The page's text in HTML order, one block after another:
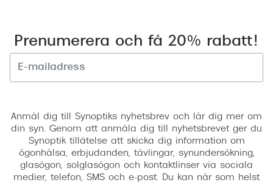
dela
din
nuvarande
plats.
Prenumerera och få 20% rabatt!
Anmäl dig till Synoptiks nyhetsbrev och lär dig mer om
din syn. Genom att anmäla dig till nyhetsbrevet ger du
Synoptik tillåtelse att skicka dig information om
ögonhälsa, erbjudanden, tävlingar, synundersökning,
glasögon, solglasögon och kontaktlinser via sociala
medier, telefon, SMS och e-post. Du kan när som helst